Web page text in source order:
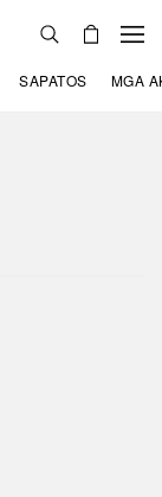
SAPATOS MGA